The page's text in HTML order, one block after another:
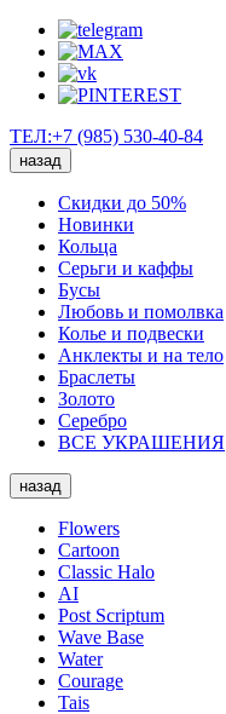
ТЕЛ:+7 (985) 530-40-84
назад
Скидки до 50%
Новинки
Кольца
Серьги и каффы
Бусы
Любовь и помолвка
Колье и подвески
Анклекты и на тело
Браслеты
Золото
Серебро
ВСЕ УКРАШЕНИЯ
назад
Flowers
Cartoon
Classic Halo
AI
Post Scriptum
Wave Base
Water
Courage
Tais